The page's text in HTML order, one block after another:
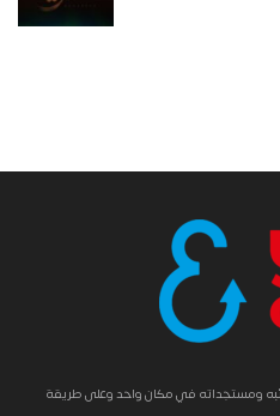
ومستجداته في مكان واحد وعلى طريقة